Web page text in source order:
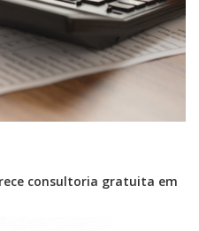
consultoria gratuita em